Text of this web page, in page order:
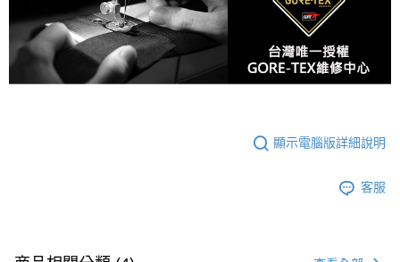
顯示電腦版詳細說明
客服